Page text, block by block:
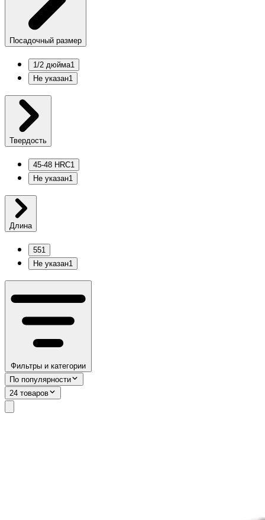
Посадочный размер
1/2 дюйма1
Не указан1
Твердость
45-48 HRC1
Не указан1
Длина
551
Не указан1
Фильтры и категории
По популярности
24 товаров